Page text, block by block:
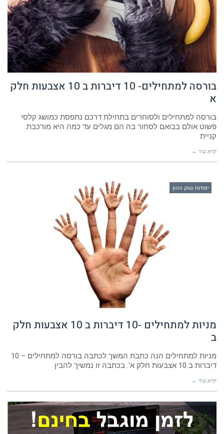
בורסה למתחילים- 10 דיברות ב 10 אצבעות חלק
א
בורסה למתחילים ולסוחרים בתחילת דרכם נתפסת כמושג קלסי
פשוט אולם בבואם לסחור בה הם מגלים עד כמה היא מורכבת.
קניית
קרא עוד ←
יסודות שוק ההון
מניות למתחילים -10 דיברות ב 10 אצבעות חלק
ב
מניות למתחילים הנה כתבת המשך לכתבה בורסה למתחילים – 10
דיברות ב 10 אצבעות חלק א'. בכתבה זו נמשיך להבין
קרא עוד ←